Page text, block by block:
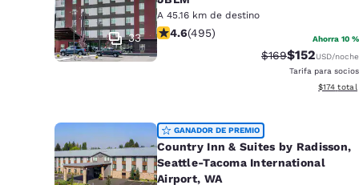
33
A 45.16 km de destino
calificación de 4.61 estrellas.
4.6(495) Ahorra 10 %
Precio tachado:
$169Precio con
$152USD/noche
Tarifa para socios
Ver
$174 total
GANADOR DE PREMIO
Country Inn & Suites by Radisson,
Seattle-Tacoma International
Airport, WA